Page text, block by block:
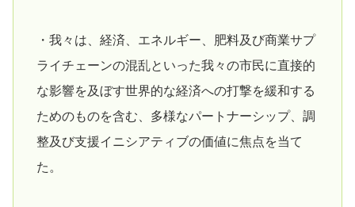
・我々は、経済、エネルギー、肥料及び商業サプ
ライチェーンの混乱といった我々の市民に直接的
な影響を及ぼす世界的な経済への打撃を緩和する
ためのものを含む、多様なパートナーシップ、調
整及び支援イニシアティブの価値に焦点を当て
た。